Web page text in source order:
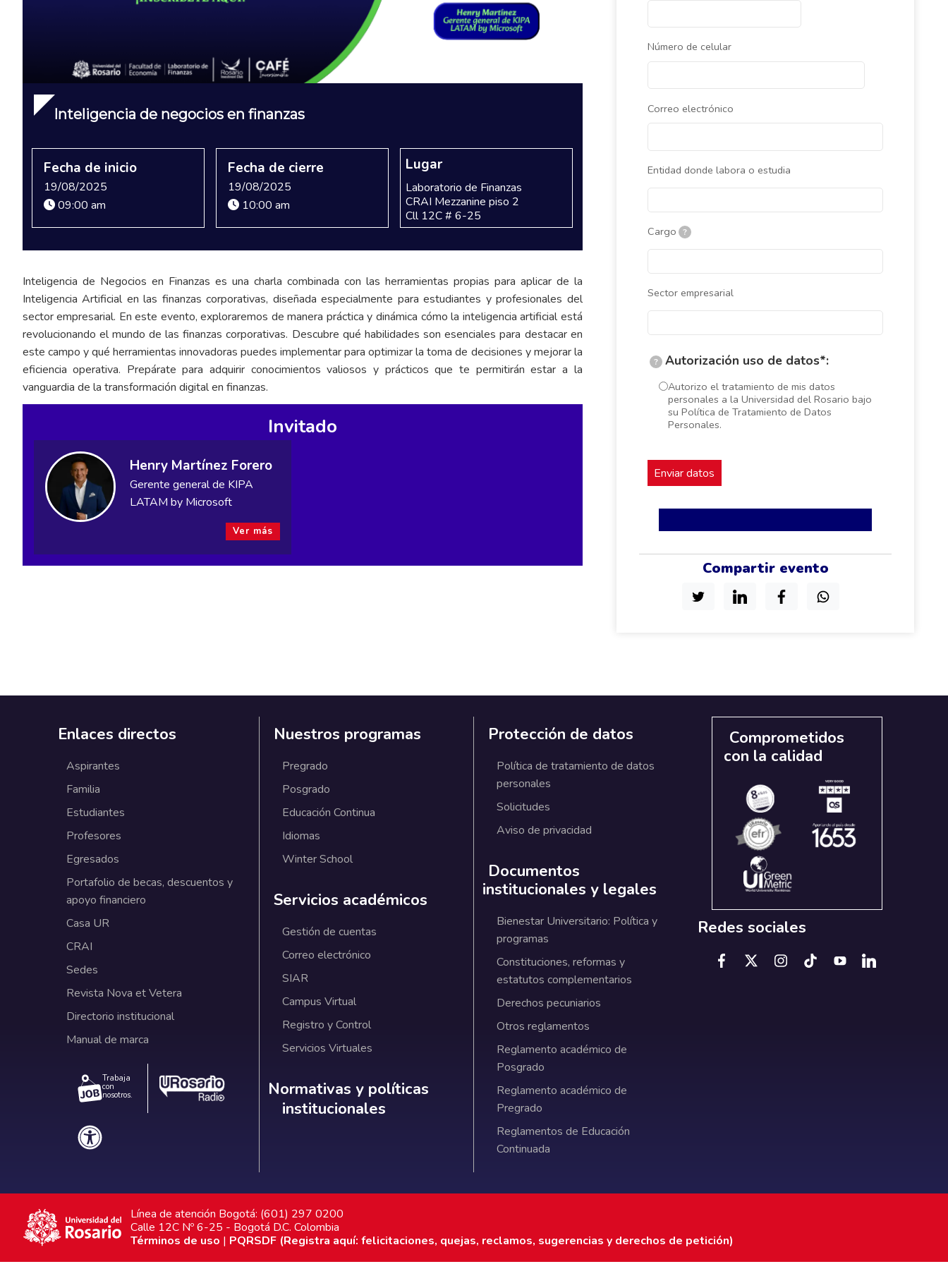
Número de celular
Correo electrónico
Entidad donde labora o estudia
Cargo ?
Sector empresarial
? Autorización uso de datos*:
Autorizo el tratamiento de mis datos
personales a la Universidad del Rosario bajo
su Política de Tratamiento de Datos
Personales.
Compartir evento
Inteligencia de negocios en finanzas
Fecha de inicio
19/08/2025
09:00 am
Fecha de cierre
19/08/2025
10:00 am
Lugar
Laboratorio de Finanzas
CRAI Mezzanine piso 2
Cll 12C # 6-25
Inteligencia de Negocios en Finanzas es una charla combinada con las herramientas propias para aplicar de la
Inteligencia Artificial en las finanzas corporativas, diseñada especialmente para estudiantes y profesionales del
sector empresarial. En este evento, exploraremos de manera práctica y dinámica cómo la inteligencia artificial está
revolucionando el mundo de las finanzas corporativas. Descubre qué habilidades son esenciales para destacar en
este campo y qué herramientas innovadoras puedes implementar para optimizar la toma de decisiones y mejorar la
eficiencia operativa. Prepárate para adquirir conocimientos valiosos y prácticos que te permitirán estar a la
vanguardia de la transformación digital en finanzas.
Invitado
Henry Martínez Forero
Gerente general de KIPA
LATAM by Microsoft
Ver más
Enlaces directos
Aspirantes
Familia
Estudiantes
Profesores
Egresados
Portafolio de becas, descuentos y
apoyo financiero
Casa UR
CRAI
Sedes
Revista Nova et Vetera
Directorio institucional
Manual de marca
Trabaja
con
nosotros.
Nuestros programas
Pregrado
Posgrado
Educación Continua
Idiomas
Winter School
Servicios académicos
Gestión de cuentas
Correo electrónico
SIAR
Campus Virtual
Registro y Control
Servicios Virtuales
Normativas y políticas institucionales
Normativas y políticas
institucionales
Protección de datos
Política de tratamiento de datos
personales
Solicitudes
Aviso de privacidad
Documentos
institucionales y legales
Bienestar Universitario: Política y
programas
Constituciones, reformas y
estatutos complementarios
Derechos pecuniarios
Otros reglamentos
Reglamento académico de
Posgrado
Reglamento académico de
Pregrado
Reglamentos de Educación
Continuada
Comprometidos
con la calidad
Redes sociales
Línea de atención Bogotá: (601) 297 0200
Calle 12C Nº 6-25 - Bogotá D.C. Colombia
Términos de uso | PQRSDF (Registra aquí: felicitaciones, quejas, reclamos, sugerencias y derechos de petición)